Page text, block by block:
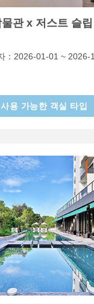
관 x 저스트 슬
：2026-01-01 ~ 2026-
사용 가능한 객실 타입